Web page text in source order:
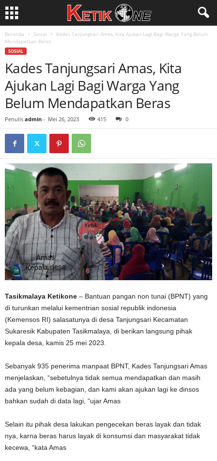
Beranda Sosial
Kades Tanjungsari Amas, Kita Ajukan Lagi Bagi Warga Yang Belum
Mendapatkan Beras
SOSIAL
Kades Tanjungsari Amas, Kita
Ajukan Lagi Bagi Warga Yang
Belum Mendapatkan Beras
Penulis admin - Mei 26, 2023 415 0
Tasikmalaya Ketikone – Bantuan pangan non tunai (BPNT) yang
di turunkan melalui kementrian sosial republik indonesia
(Kemensos RI) salasatunya di desa Tanjungsari Kecamatan
Sukaresik Kabupaten Tasikmalaya, di berikan langsung pihak
kepala desa, kamis 25 mei 2023.
Sebanyak 935 penerima manpaat BPNT, Kades Tanjungsari Amas
menjelaskan, “sebetulnya tidak semua mendapatkan dan masih
ada yang belum kebagian, dan kami akan ajukan lagi ke dinsos
bahkan sudah di data lagi, “ujar Amas
Selain itu pihak desa lakukan pengecekan beras layak dan tidak
nya, karna beras harus layak di konsumsi dan masyarakat tidak
kecewa, “kata Amas